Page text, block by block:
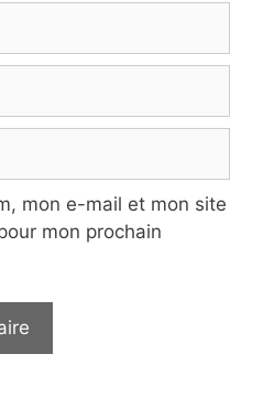
mon e-mail et mon site
mon prochain